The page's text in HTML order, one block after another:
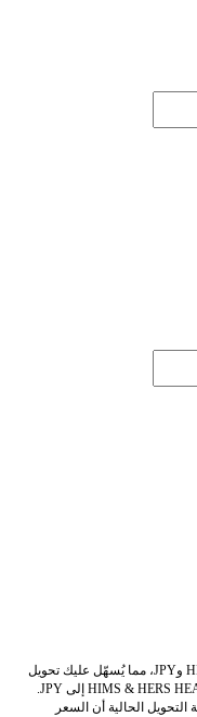
يوفر مُحوّل LBank سعر الصرف الفوري لـ HIMSON وJPY، مما يُسهّل عليك تحويل
HIMS & HERS HEALTH (ONDO TOKENIZED STOCK)(HIMSON) إلى JPY.
التحويل الحالية أن السعر